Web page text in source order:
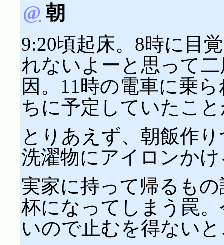
@ 朝
9:20頃起床。8時に目
れないよーと思って
因。11時の電車に乗
ちに予定していたこ
とりあえず、朝飯作
洗濯物にアイロンか
実家に持って帰るも
杯になってしまう罠
いので止むを得ない